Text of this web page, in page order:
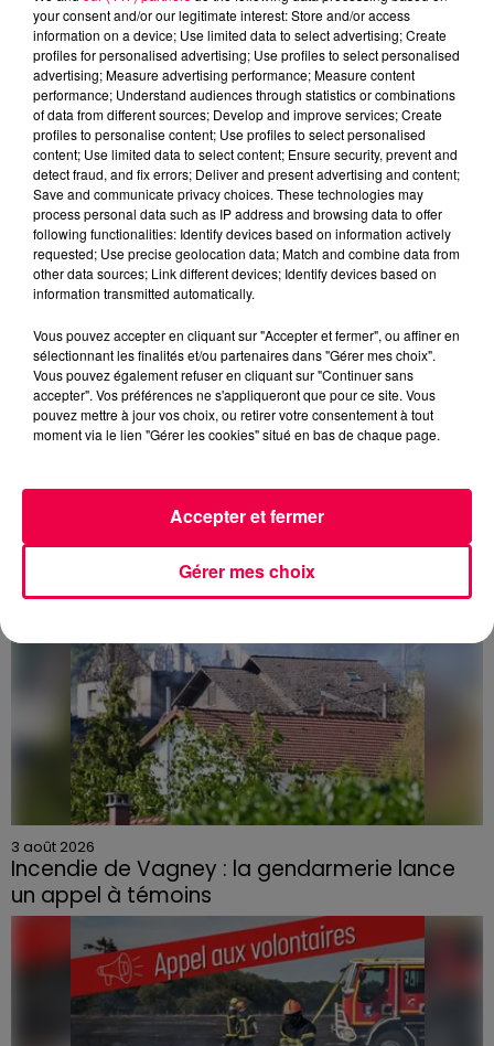
excès de plomb
Du plomb a été détecté dans deux assiettes en
céramique vendues entre 2020 et 2022 par Linvosges.
3 août 2026
PRÉVIFEUX : "il faut avoir une culture du risque"
3 août 2026
Incendie de Vagney : la gendarmerie lance
un appel à témoins
Le feu, parti d'une haie avant de se propager au
quartier résidentiel, avait détruit deux habitations et
contraint à l'évacuation d'une centaine de personnes.
your consent and/or our legitimate interest: Store and/or access
information on a device; Use limited data to select advertising; Create
profiles for personalised advertising; Use profiles to select personalised
advertising; Measure advertising performance; Measure content
performance; Understand audiences through statistics or combinations
of data from different sources; Develop and improve services; Create
profiles to personalise content; Use profiles to select personalised
content; Use limited data to select content; Ensure security, prevent and
detect fraud, and fix errors; Deliver and present advertising and content;
Save and communicate privacy choices. These technologies may
process personal data such as IP address and browsing data to offer
following functionalities: Identify devices based on information actively
requested; Use precise geolocation data; Match and combine data from
other data sources; Link different devices; Identify devices based on
information transmitted automatically.
Vous pouvez accepter en cliquant sur "Accepter et fermer", ou affiner en
sélectionnant les finalités et/ou partenaires dans "Gérer mes choix".
Vous pouvez également refuser en cliquant sur "Continuer sans
accepter". Vos préférences ne s'appliqueront que pour ce site. Vous
pouvez mettre à jour vos choix, ou retirer votre consentement à tout
moment via le lien "Gérer les cookies" situé en bas de chaque page.
Gérer mes choix
Accepter et fermer